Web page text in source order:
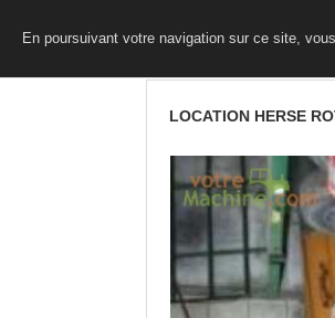
En poursuivant votre navigation sur ce site,
LOCATION HERSE